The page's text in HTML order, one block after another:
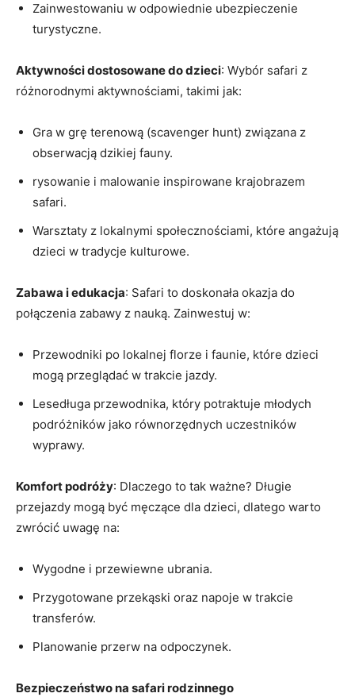
Zainwestowaniu w odpowiednie ubezpieczenie
turystyczne.
Aktywności dostosowane do dzieci: Wybór safari z
różnorodnymi aktywnościami,⁢ takimi ​jak:
Gra w grę⁣ terenową (scavenger hunt) związana z
obserwacją dzikiej fauny.
rysowanie i malowanie inspirowane krajobrazem
safari.
Warsztaty z lokalnymi społecznościami, które angażują
dzieci w tradycje kulturowe.
Zabawa i edukacja: Safari to doskonała okazja do
połączenia zabawy ⁢z nauką.⁤ Zainwestuj w:
Przewodniki po lokalnej florze i​ faunie, które dzieci ​
mogą przeglądać w trakcie jazdy.
Lesedługa⁢ przewodnika, który potraktuje młodych
podróżników jako równorzędnych uczestników
wyprawy.
Komfort podróży: Dlaczego to tak ważne?‍ Długie
przejazdy‍ mogą być męczące dla dzieci, ​dlatego warto
zwrócić uwagę na:
Wygodne i przewiewne ubrania.
Przygotowane przekąski oraz napoje w⁤ trakcie
transferów.
Planowanie przerw na odpoczynek.
Bezpieczeństwo na safari rodzinnego